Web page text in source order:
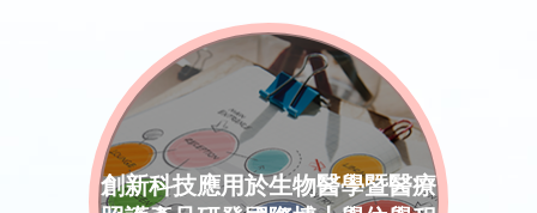
創新科技應用於生物醫學暨醫療